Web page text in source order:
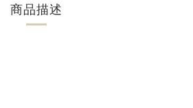
商品描述